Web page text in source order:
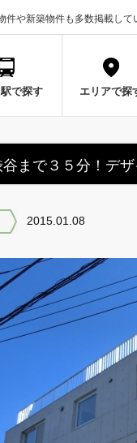
件や新築物件も多数掲載して
で探す エリアで探
谷まで３５分！デ
2015.01.08